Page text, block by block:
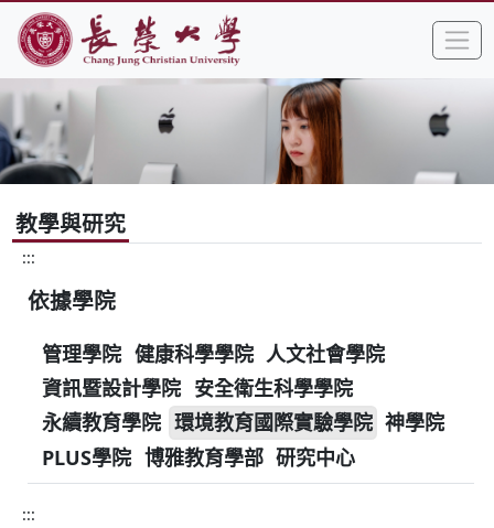
跳到主要內容區塊
長榮大學全球資訊網中文網頁
手
教學與研究
:::
依據學院
管理學院 健康科學學院 人文社會學院
資訊暨設計學院 安全衛生科學學院
永續教育學院 環境教育國際實驗學院 神學院
PLUS學院 博雅教育學部 研究中心
:::